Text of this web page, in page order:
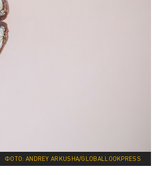
ФОТО: ANDREY ARKUSHA/GLOBALLOOKPRESS